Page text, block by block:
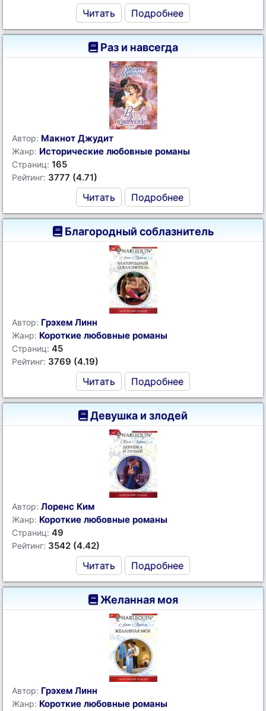
Читать Подробнее
Раз и навсегда
Автор: Макнот Джудит
Жанр: Исторические любовные романы
Страниц: 165
Рейтинг: 3777 (4.71)
Читать Подробнее
Благородный соблазнитель
Автор: Грэхем Линн
Жанр: Короткие любовные романы
Страниц: 45
Рейтинг: 3769 (4.19)
Читать Подробнее
Девушка и злодей
Автор: Лоренс Ким
Жанр: Короткие любовные романы
Страниц: 49
Рейтинг: 3542 (4.42)
Читать Подробнее
Желанная моя
Автор: Грэхем Линн
Жанр: Короткие любовные романы